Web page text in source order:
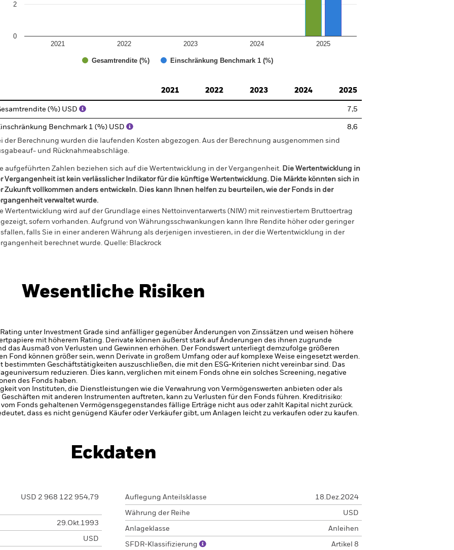
Gesamtrendite (%) Einschränkung Benchmark 1 (%)
2021 2022 2023 2024 2025
0
2
2021
2022 2023 2024 2025
(%) USD 7,5
Benchmark 1 (%) USD
8,6
der Berechnung wurden die laufenden Kosten abgezogen. Aus der Berechnung ausgenommen sind
und Rücknahmeabschläge.
aufgeführten Zahlen beziehen sich auf die Wertentwicklung in der Vergangenheit. Die Wertentwicklung in
Vergangenheit ist kein verlässlicher Indikator für die künftige Wertentwicklung. Die Märkte könnten sich in
Zukunft vollkommen anders entwickeln. Dies kann Ihnen helfen zu beurteilen, wie der Fonds in der
verwaltet wurde.
Wertentwicklung wird auf der Grundlage eines Nettoinventarwerts (NIW) mit reinvestiertem Bruttoertrag
sofern vorhanden. Aufgrund von Währungsschwankungen kann Ihre Rendite höher oder geringer
falls Sie in einer anderen Währung als derjenigen investieren, in der die Wertentwicklung in der
berechnet wurde. Quelle: Blackrock
Wesentliche Risiken
unter Investment Grade sind anfälliger gegenüber Änderungen von Zinssätzen und weisen höhere
mit höherem Rating. Derivate können äußerst stark auf Änderungen des ihnen zugrunde
das Ausmaß von Verlusten und Gewinnen erhöhen. Der Fondswert unterliegt demzufolge größeren
Fond können größer sein, wenn Derivate in großem Umfang oder auf komplexe Weise eingesetzt werden.
bestimmten Geschäftstätigkeiten auszuschließen, die mit den ESG-Kriterien nicht vereinbar sind. Das
reduzieren. Dies kann, verglichen mit einem Fonds ohne ein solches Screening, negative
des Fonds haben.
von Instituten, die Dienstleistungen wie die Verwahrung von Vermögenswerten anbieten oder als
mit anderen Instrumenten auftreten, kann zu Verlusten für den Fonds führen. Kreditrisiko:
Fonds gehaltenen Vermögensgegenstandes fällige Erträge nicht aus oder zahlt Kapital nicht zurück.
dass es nicht genügend Käufer oder Verkäufer gibt, um Anlagen leicht zu verkaufen oder zu kaufen.
Eckdaten
USD 2 968 122 954,79
29.Okt.1993
USD
Auflegung Anteilsklasse 18.Dez.2024
Währung der Reihe USD
Anlageklasse Anleihen
SFDR-Klassifizierung Artikel 8